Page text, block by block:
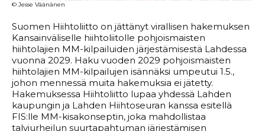
© Jesse Väänänen
Suomen Hiihtoliitto on jättänyt virallisen hakemuksen
Kansainväliselle hiihtoliitolle pohjoismaisten
hiihtolajien MM-kilpailuiden järjestämisestä Lahdessa
vuonna 2029. Haku vuoden 2029 pohjoismaisten
hiihtolajien MM-kilpailujen isännäksi umpeutui 1.5.,
johon mennessä muita hakemuksia ei jätetty.
Hakemuksessa Hiihtoliitto lupaa yhdessä Lahden
kaupungin ja Lahden Hiihtoseuran kanssa esitellä
FIS:lle MM-kisakonseptin, joka mahdollistaa
talviurheilun suurtapahtuman järjestämisen